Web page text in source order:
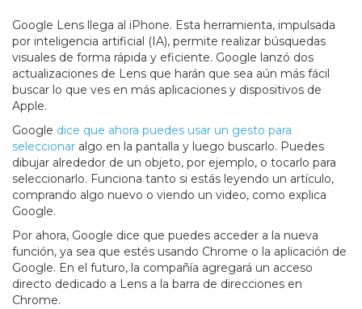
Google Lens llega al iPhone. Esta herramienta, impulsada
por inteligencia artificial (IA), permite realizar búsquedas
visuales de forma rápida y eficiente. Google lanzó dos
actualizaciones de Lens que harán que sea aún más fácil
buscar lo que ves en más aplicaciones y dispositivos de
Apple.
Google dice que ahora puedes usar un gesto para
seleccionar algo en la pantalla y luego buscarlo. Puedes
dibujar alrededor de un objeto, por ejemplo, o tocarlo para
seleccionarlo. Funciona tanto si estás leyendo un artículo,
comprando algo nuevo o viendo un video, como explica
Google.
Por ahora, Google dice que puedes acceder a la nueva
función, ya sea que estés usando Chrome o la aplicación de
Google. En el futuro, la compañía agregará un acceso
directo dedicado a Lens a la barra de direcciones en
Chrome.